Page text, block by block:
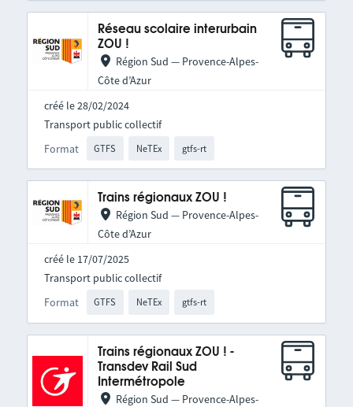
Réseau scolaire interurbain
ZOU !
Région Sud — Provence-Alpes-
Côte d’Azur
créé le 28/02/2024
Format GTFS NeTEx gtfs-rt
Transport public collectif
Trains régionaux ZOU !
Région Sud — Provence-Alpes-
Côte d’Azur
créé le 17/07/2025
Format GTFS NeTEx gtfs-rt
Transport public collectif
Trains régionaux ZOU ! -
Transdev Rail Sud
Intermétropole
Région Sud — Provence-Alpes-